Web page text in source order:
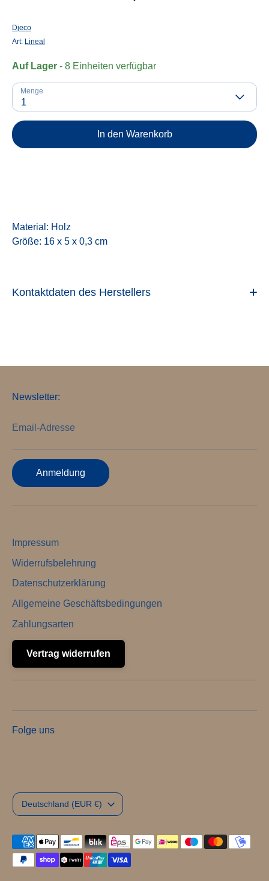
Djeco
Art: Lineal
Auf Lager - 8 Einheiten verfügbar
Menge
1
In den Warenkorb
Material: Holz
Größe: 16 x 5 x 0,3 cm
Kontaktdaten des Herstellers
Newsletter:
Email-Adresse
Anmeldung
Impressum
Widerrufsbelehrung
Datenschutzerklärung
Allgemeine Geschäftsbedingungen
Zahlungsarten
Vertrag widerrufen
Folge uns
Währung
Deutschland (EUR €)
Akzeptierte
Zahlungsarten